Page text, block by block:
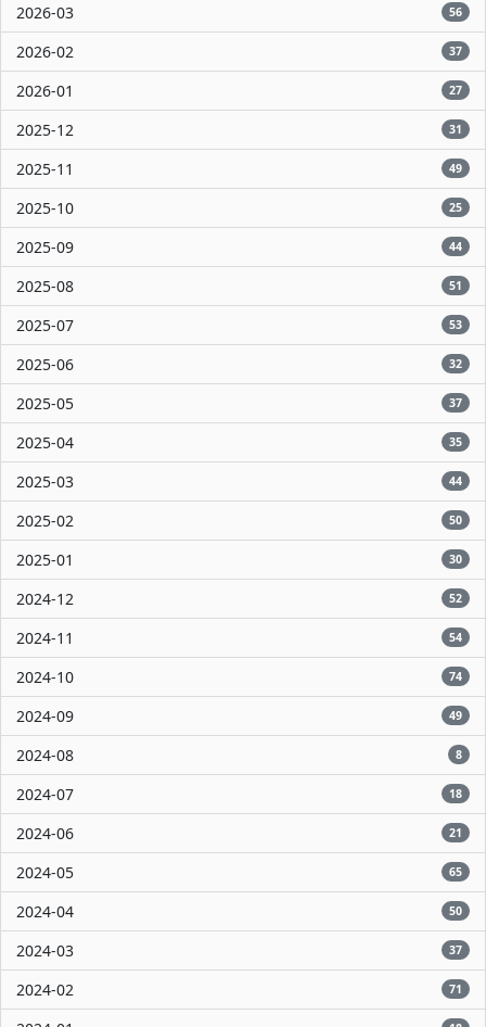
2026-03 56
2026-02 37
2026-01 27
2025-12 31
2025-11 49
2025-10 25
2025-09 44
2025-08 51
2025-07 53
2025-06 32
2025-05 37
2025-04 35
2025-03 44
2025-02 50
2025-01 30
2024-12 52
2024-11 54
2024-10 74
2024-09 49
2024-08 8
2024-07 18
2024-06 21
2024-05 65
2024-04 50
2024-03 37
2024-02 71